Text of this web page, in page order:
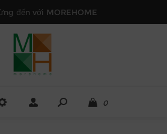
đến với MOREHOME
0